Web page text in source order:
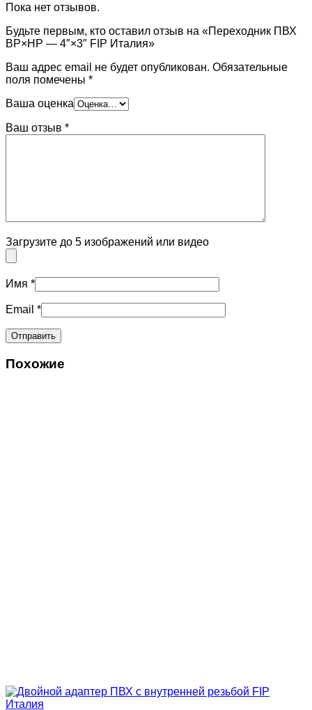
Пока нет отзывов.
Будьте первым, кто оставил отзыв на «Переходник ПВХ
ВР×НР — 4″×3″ FIP Италия»
Ваш адрес email не будет опубликован. Обязательные
поля помечены *
Ваша оценка
Ваш отзыв *
Загрузите до 5 изображений или видео
Имя *
Email *
Похожие